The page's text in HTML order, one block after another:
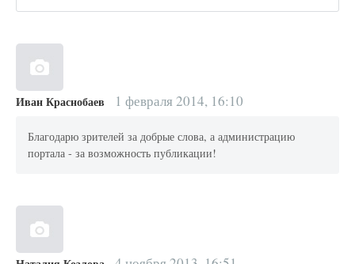
Иван Краснобаев 1 февраля 2014, 16:10
Благодарю зрителей за добрые слова, а администрацию
портала - за возможность публикации!